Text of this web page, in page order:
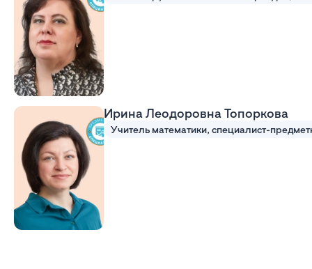
Ирина Леодоровна Топоркова
Учитель математики, специалист-